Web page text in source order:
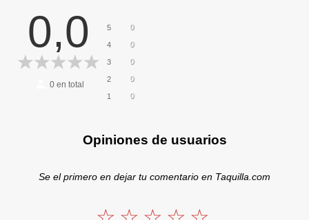
0,0
0en total
5 0
4 0
3 0
2 0
1 0
Opiniones de usuarios
Se el primero en dejar tu comentario en Taquilla.com